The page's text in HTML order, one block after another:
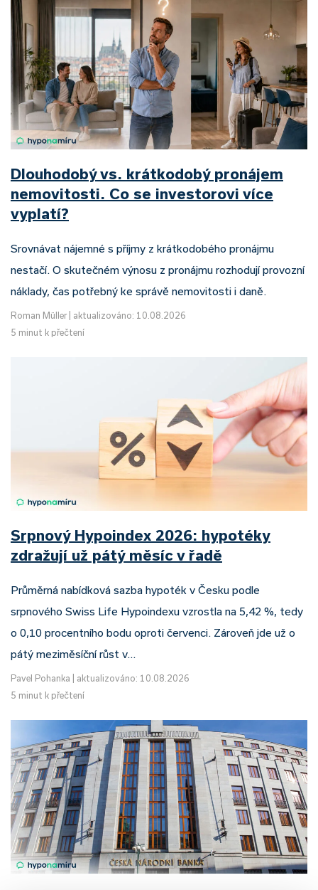
Dlouhodobý vs. krátkodobý pronájem
nemovitosti. Co se investorovi více
vyplatí?
Srovnávat nájemné s příjmy z krátkodobého pronájmu
nestačí. O skutečném výnosu z pronájmu rozhodují provozní
náklady, čas potřebný ke správě nemovitosti i daně.
Roman Müller
aktualizováno: 10.08.2026
5 minut k přečtení
Srpnový Hypoindex 2026: hypotéky
zdražují už pátý měsíc v řadě
Průměrná nabídková sazba hypoték v Česku podle
srpnového Swiss Life Hypoindexu vzrostla na 5,42 %, tedy
o 0,10 procentního bodu oproti červenci. Zároveň jde už o
pátý meziměsíční růst v…
Pavel Pohanka
aktualizováno: 10.08.2026
5 minut k přečtení